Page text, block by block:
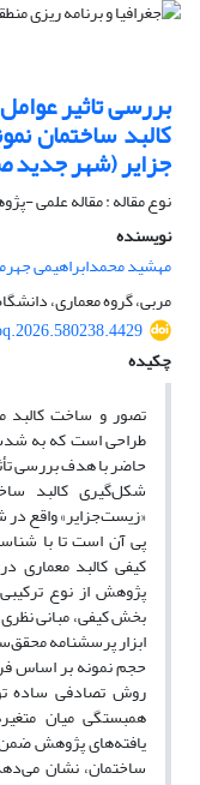
بررسی تاثیر
کالبد ساختمان
جزایر (شهر جدید
نوع مقاله : مقاله علمی -
نویسنده
مهشید محمدابراهیمی
مربی، گروه معماری،
چکیده
تصور و ساخت کالبد
طراحی است که به
حاضر با هدف بررسی
شکل‌گیری کالبد
«زیست‌جزایر» واقع
پی آن است تا با
کیفی کالبد معماری
پژوهش از نوع
بخش کیفی، مبانی
ابزار پرسشنامه
روش تصادفی ساده
همبستگی میان
یافته‌های پژوهش ضمن
ساختمان، نشان